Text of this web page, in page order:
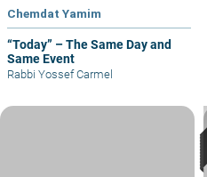
Chemdat Yamim
“Today” – The Same Day and
Same Event
Rabbi Yossef Carmel